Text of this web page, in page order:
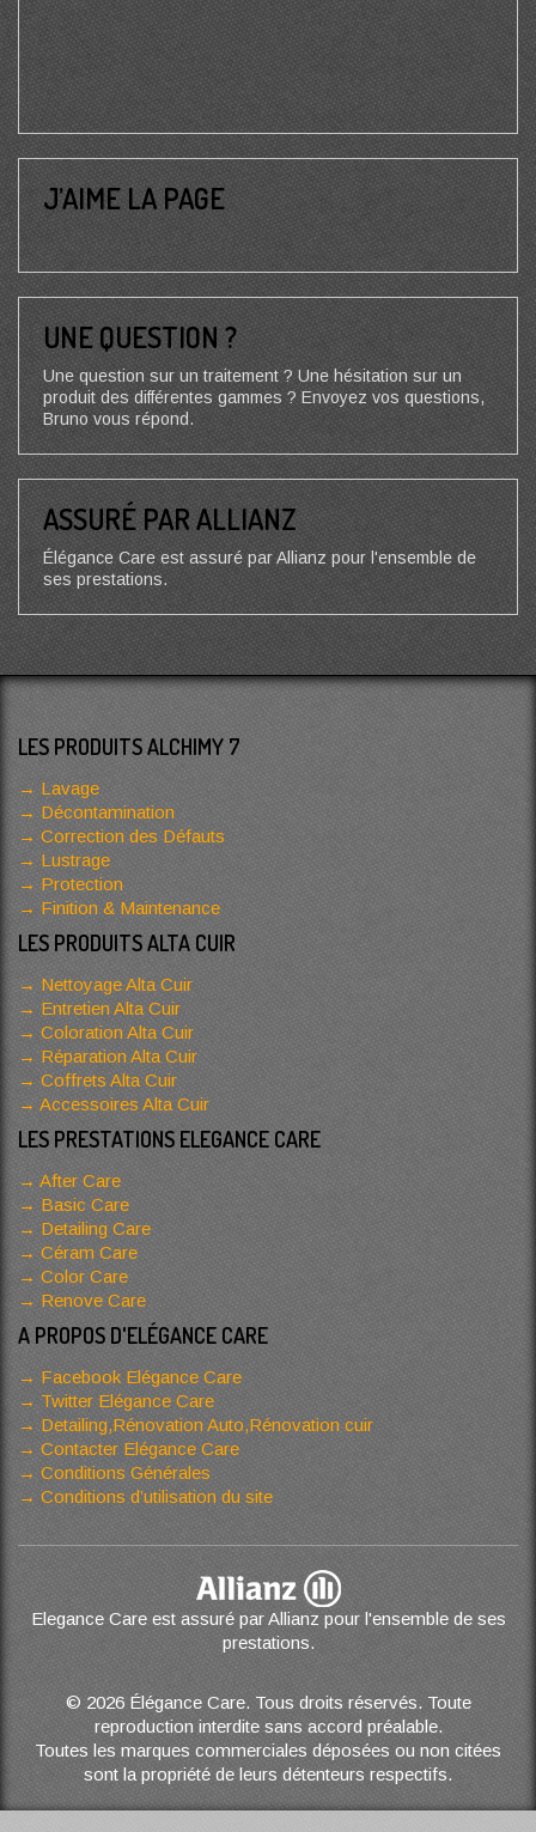
J’AIME LA PAGE
UNE QUESTION ?
Une question sur un traitement ? Une hésitation sur un
produit des différentes gammes ? Envoyez vos questions,
Bruno vous répond.
ASSURÉ PAR ALLIANZ
Élégance Care est assuré par Allianz pour l'ensemble de
ses prestations.
LES PRODUITS ALCHIMY 7
Lavage
Décontamination
Correction des Défauts
Lustrage
Protection
Finition & Maintenance
LES PRODUITS ALTA CUIR
Nettoyage Alta Cuir
Entretien Alta Cuir
Coloration Alta Cuir
Réparation Alta Cuir
Coffrets Alta Cuir
Accessoires Alta Cuir
LES PRESTATIONS ELEGANCE CARE
After Care
Basic Care
Detailing Care
Céram Care
Color Care
Renove Care
A PROPOS D'ELÉGANCE CARE
Facebook Elégance Care
Twitter Elégance Care
Detailing,Rénovation Auto,Rénovation cuir
Contacter Elégance Care
Conditions Générales
Conditions d’utilisation du site
Elegance Care est assuré par Allianz pour l'ensemble de ses
prestations.
© 2026 Élégance Care. Tous droits réservés. Toute
reproduction interdite sans accord préalable.
Toutes les marques commerciales déposées ou non citées
sont la propriété de leurs détenteurs respectifs.